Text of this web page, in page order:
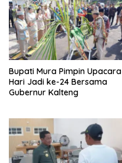
Bupati Mura Pimpin Upacara
Hari Jadi ke-24 Bersama
Gubernur Kalteng